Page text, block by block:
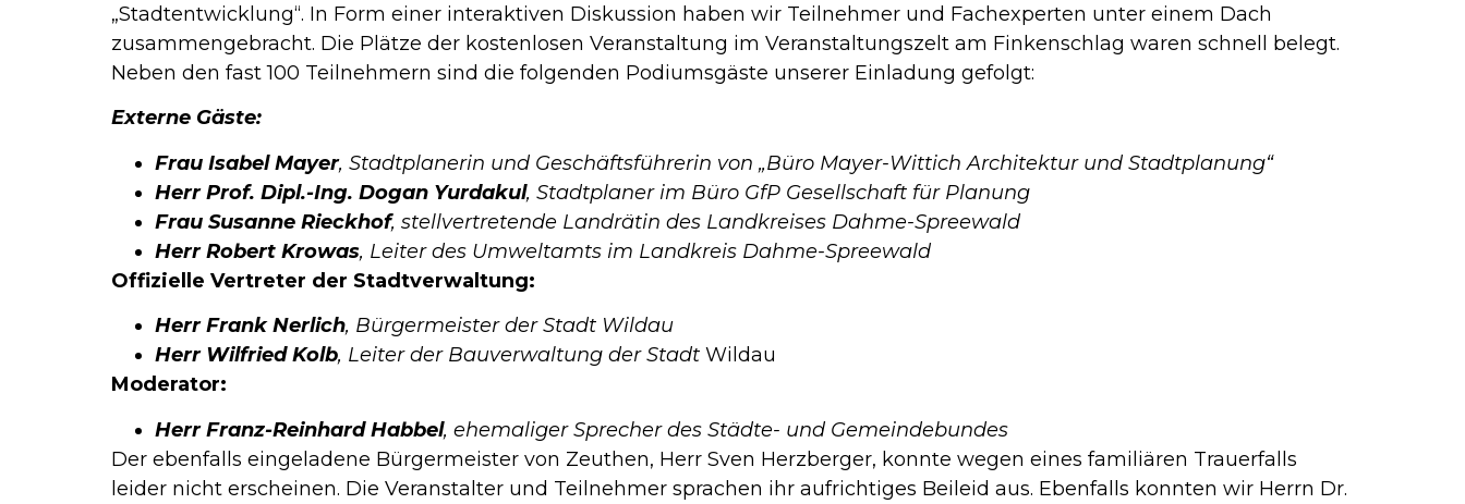
„Stadtentwicklung“. In Form einer interaktiven Diskussion haben wir Teilnehmer und Fachexperten unter einem Dach
zusammengebracht. Die Plätze der kostenlosen Veranstaltung im Veranstaltungszelt am Finkenschlag waren schnell belegt.
Neben den fast 100 Teilnehmern sind die folgenden Podiumsgäste unserer Einladung gefolgt:
Externe Gäste:
Frau Isabel Mayer, Stadtplanerin und Geschäftsführerin von „Büro Mayer-Wittich Architektur und Stadtplanung“
Herr Prof. Dipl.-Ing. Dogan Yurdakul, Stadtplaner im Büro GfP Gesellschaft für Planung
Frau Susanne Rieckhof, stellvertretende Landrätin des Landkreises Dahme-Spreewald
Herr Robert Krowas, Leiter des Umweltamts im Landkreis Dahme-Spreewald
Offizielle Vertreter der Stadtverwaltung:
Herr Frank Nerlich, Bürgermeister der Stadt Wildau
Herr Wilfried Kolb, Leiter der Bauverwaltung der Stadt Wildau
Moderator:
Herr Franz-Reinhard Habbel, ehemaliger Sprecher des Städte- und Gemeindebundes
Der ebenfalls eingeladene Bürgermeister von Zeuthen, Herr Sven Herzberger, konnte wegen eines familiären Trauerfalls
leider nicht erscheinen. Die Veranstalter und Teilnehmer sprachen ihr aufrichtiges Beileid aus. Ebenfalls konnten wir Herrn Dr.